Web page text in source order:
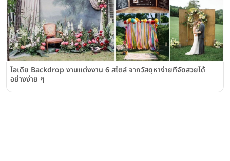
ไอเดีย Backdrop งานแต่งงาน 6 สไตล์ จากวัสดุหาง่ายที่จัดสวยได้
อย่างง่าย ๆ